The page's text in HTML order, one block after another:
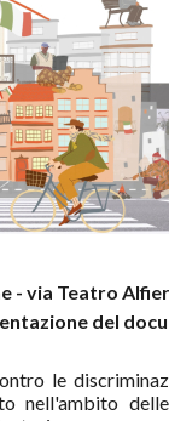
- via Teatro
del
le
nell'ambito